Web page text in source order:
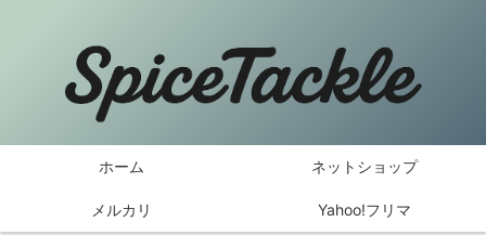
ホーム ネットショップ
メルカリ Yahoo!フリマ